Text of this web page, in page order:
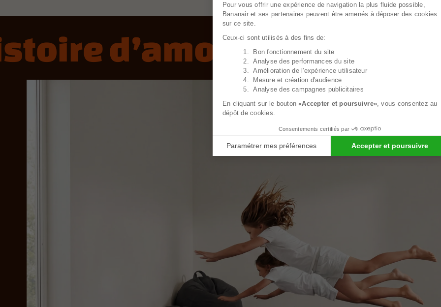
d’amourUne grande
Pour vous offrir une expérience de navigation la plus fluide possible,
Bananair et ses partenaires peuvent être amenés à déposer des cookies
sur ce site.
Ceux-ci sont utilisés à des fins de:
1. Bon fonctionnement du site
2. Analyse des performances du site
3. Amélioration de l'expérience utilisateur
4. Mesure et création d'audience
5. Analyse des campagnes publicitaires
En cliquant sur le bouton«Accepter et poursuivre» , vous consentez au
dépôt de cookies.
Consentements certifiés par
Paramétrer mes préférences Accepter et poursuivre
Axeptio consent